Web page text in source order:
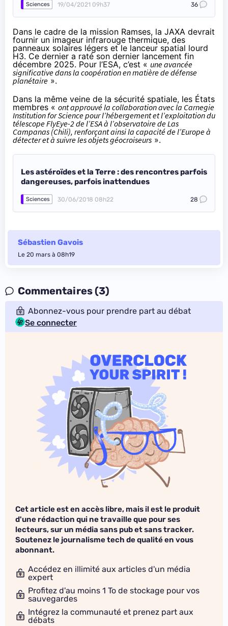
Sciences 19/04/2021 09h37 36
Dans le cadre de la mission Ramses, la JAXA devrait
fournir un imageur infrarouge thermique, des
panneaux solaires légers et le lanceur spatial lourd
H3. Ce dernier a raté son dernier lancement fin
décembre 2025. Pour l’ESA, c’est « une avancée
significative dans la coopération en matière de défense
planétaire ».
Dans la même veine de la sécurité spatiale, les États
membres « ont approuvé la collaboration avec la Carnegie
Institution for Science pour l’hébergement et l’exploitation du
télescope FlyEye-2 de l’ESA à l’observatoire de Las
Campanas (Chili), renforçant ainsi la capacité de l’Europe à
détecter et à suivre les objets géocroiseurs ».
Les astéroïdes et la Terre : des rencontres parfois
dangereuses, parfois inattendues
Sciences 30/06/2018 08h22 28
Sébastien Gavois
Le 20 mars à 08h19
Commentaires (3)
Abonnez-vous pour prendre part au débat
Se connecter
Cet article est en accès libre, mais il est le produit
d'une rédaction qui ne travaille que pour ses
lecteurs, sur un média sans pub et sans tracker.
Soutenez le journalisme tech de qualité en vous
abonnant.
Accédez en illimité aux articles d'un média
expert
Profitez d'au moins 1 To de stockage pour vos
sauvegardes
Intégrez la communauté et prenez part aux
débats